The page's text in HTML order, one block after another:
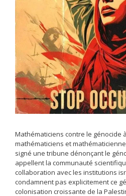
Mathématiciens contre le génocide
mathématiciens et
signé une tribune dénonçant le
appellent la communauté
collaboration avec les institutions
condamnent pas explicitement ce
colonisation croissante de la